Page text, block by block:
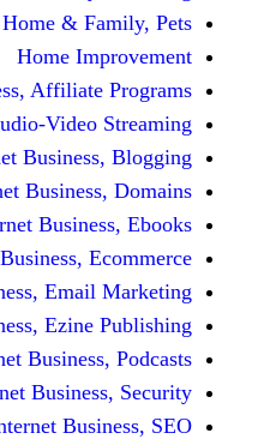
Home &
Home
Internet Business,
Internet Business, Audio-
Internet
Internet
Internet
Internet Business,
Internet Business,
Internet Business,
Internet
Internet
Internet